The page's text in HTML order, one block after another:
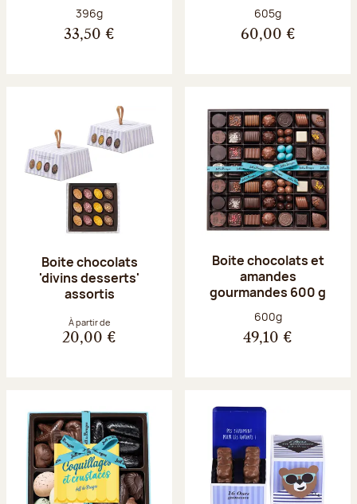
Poids net :
396g
33,50 €
Poids net :
605g
60,00 €
Boite chocolats
'divins desserts'
assortis
À partir de
20,00 €
Boite chocolats et
amandes
gourmandes 600 g
Poids net :
600g
49,10 €